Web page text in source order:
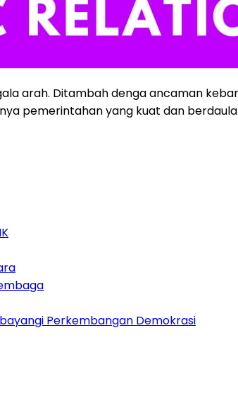
arah. Ditambah denga ancaman
pemerintahan yang kuat dan
Perkembangan Demokrasi